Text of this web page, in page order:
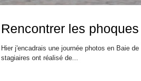
Rencontrer les
Hier j'encadrais une journée photos en Baie
stagiaires ont réalisé de...